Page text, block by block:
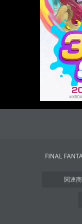
関連